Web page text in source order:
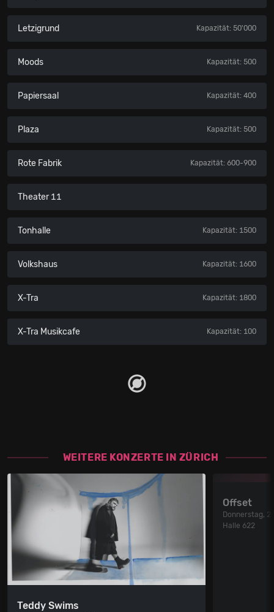
Letzigrund Kapazität: 50'000
Moods Kapazität: 500
Papiersaal Kapazität: 400
Plaza Kapazität: 500
Rote Fabrik Kapazität: 600-900
Theater 11
Tonhalle Kapazität: 1500
Volkshaus Kapazität: 1600
X-Tra Kapazität: 1800
X-Tra Musikcafe Kapazität: 100
WEITERE KONZERTE IN ZÜRICH
Teddy Swims
Offset
Donnerstag,
Halle 622